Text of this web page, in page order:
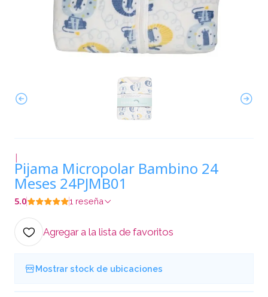
|
Pijama Micropolar Bambino 24
Meses 24PJMB01
5.0 1 reseña
Agregar a la lista de favoritos
Mostrar stock de ubicaciones